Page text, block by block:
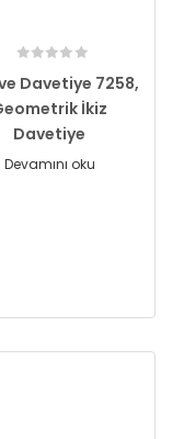
Davetiye 7258,
İkiz
Davetiye
Devamını oku